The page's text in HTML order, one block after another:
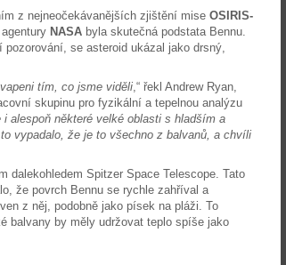
z nejneočekávanějších zjištění mise OSIRIS-
agentury NASA byla skutečná podstata Bennu.
se asteroid ukázal jako drsný,
tím, co jsme viděli,“ řekl Andrew Ryan,
skupinu pro fyzikální a tepelnou analýzu
alespoň některé velké oblasti s hladším a
vypadalo, že je to všechno z balvanů, a chvíli
dalekohledem Spitzer Space Telescope. Tato
že povrch Bennu se rychle zahříval a
z něj, podobně jako písek na pláži. To
balvany by měly udržovat teplo spíše jako